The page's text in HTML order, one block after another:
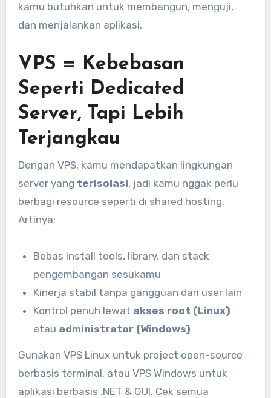
kamu butuhkan untuk membangun, menguji,
dan menjalankan aplikasi.
VPS = Kebebasan
Seperti Dedicated
Server, Tapi Lebih
Terjangkau
Dengan VPS, kamu mendapatkan lingkungan
server yang terisolasi, jadi kamu nggak perlu
berbagi resource seperti di shared hosting.
Artinya:
Bebas install tools, library, dan stack
pengembangan sesukamu
Kinerja stabil tanpa gangguan dari user lain
Kontrol penuh lewat akses root (Linux)
atau administrator (Windows)
Gunakan VPS Linux untuk project open-source
berbasis terminal, atau VPS Windows untuk
aplikasi berbasis .NET & GUI. Cek semua